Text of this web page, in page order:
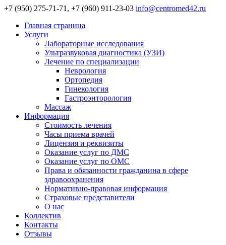
+7 (950) 275-71-71, +7 (960) 911-23-03 info@centromed42.ru
Главная страница
Услуги
Лабораторные исследования
Ультразвуковая диагностика (УЗИ)
Лечение по специализации
Неврология
Ортопедия
Гинекология
Гастроэнторология
Массаж
Информация
Стоимость лечения
Часы приема врачей
Лицензия и реквизиты
Оказание услуг по ДМС
Оказание услуг по ОМС
Права и обязанности гражданина в сфере
здравоохранения
Нормативно-правовая информация
Страховые представители
О нас
Коллектив
Контакты
Отзывы